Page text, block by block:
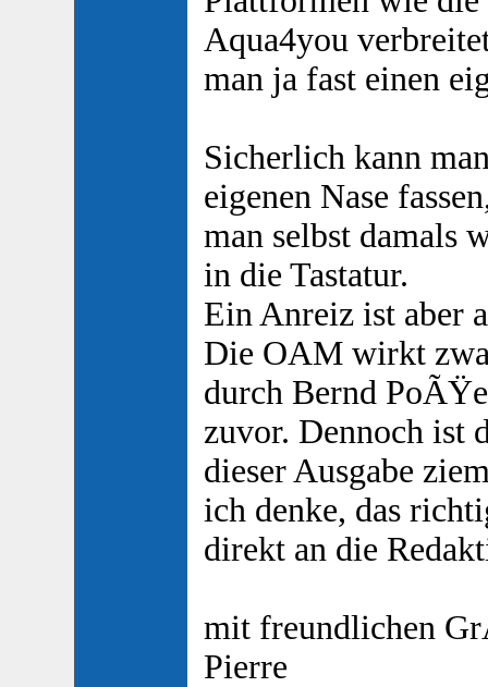
Aqua4you
man ja fast einen
Sicherlich kann
eigenen Nase
man selbst damals
in die Tastatur.
Ein Anreiz ist aber
Die OAM wirkt
durch Bernd
zuvor. Dennoch ist
dieser Ausgabe
ich denke, das
direkt an die
mit freundlichen
Pierre